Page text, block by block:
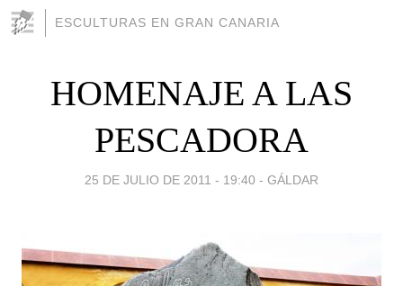
ESCULTURAS EN GRAN CANARIA
HOMENAJE A LAS
PESCADORA
25 DE JULIO DE 2011 - 19:40 - GÁLDAR